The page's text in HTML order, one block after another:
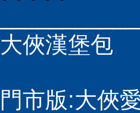
大俠漢堡包
門市版:大俠